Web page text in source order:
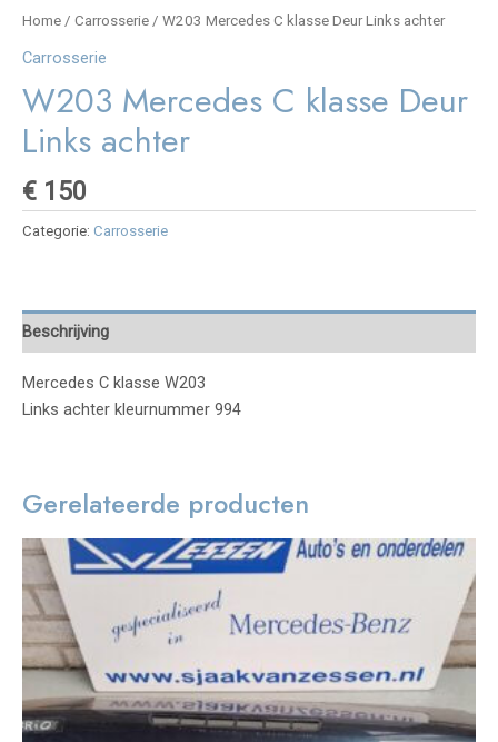
Home / Carrosserie / W203 Mercedes C klasse Deur Links achter
Carrosserie
W203 Mercedes C klasse Deur
Links achter
€ 150
Categorie: Carrosserie
Beschrijving
Mercedes C klasse W203
Links achter kleurnummer 994
Gerelateerde producten